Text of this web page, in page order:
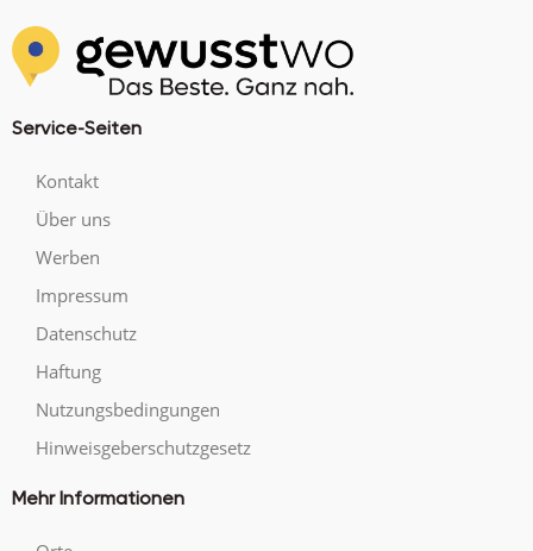
Service-Seiten
Kontakt
Über uns
Werben
Impressum
Datenschutz
Haftung
Nutzungsbedingungen
Hinweisgeberschutzgesetz
Mehr Informationen